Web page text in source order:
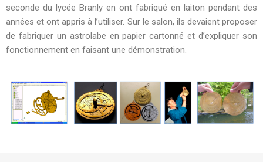
seconde du lycée Branly en ont fabriqué en laiton pendant des
années et ont appris à l’utiliser. Sur le salon, ils devaient proposer
de fabriquer un astrolabe en papier cartonné et d’expliquer son
fonctionnement en faisant une démonstration.